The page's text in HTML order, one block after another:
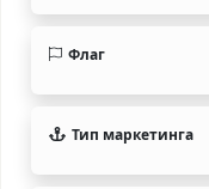
Флаг
Тип маркетинга